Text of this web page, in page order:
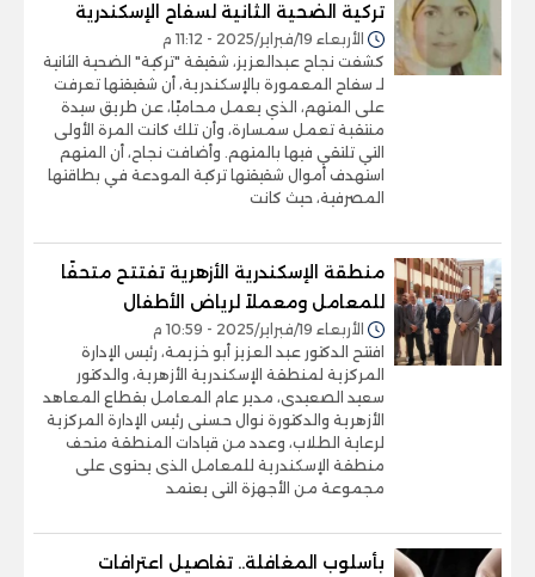
تركية الضحية الثانية لسفاح الإسكندرية
الأربعاء 19/فبراير/2025 - 11:12 م
كشفت نجاح عبدالعزيز، شقيقة "تركية" الضحية الثانية
لـ سفاح المعمورة بالإسكندرية، أن شقيقتها تعرفت
على المتهم، الذي يعمل محاميًا، عن طريق سيدة
منتقبة تعمل سمسارة، وأن تلك كانت المرة الأولى
التي تلتقي فيها بالمتهم. وأضافت نجاح، أن المتهم
استهدف أموال شقيقتها تركية المودعة في بطاقتها
المصرفية، حيث كانت
منطقة الإسكندرية الأزهرية تفتتح متحفًا
للمعامل ومعملاً لرياض الأطفال
الأربعاء 19/فبراير/2025 - 10:59 م
افتتح الدكتور عبد العزيز أبو خزيمة، رئيس الإدارة
المركزية لمنطقة الإسكندرية الأزهرية، والدكتور
سعيد الصعيدى، مدير عام المعامل بقطاع المعاهد
الأزهرية والدكتورة نوال حسنى رئيس الإدارة المركزية
لرعاية الطلاب، وعدد من قيادات المنطقة متحف
منطقة الإسكندرية للمعامل الذى يحتوى على
مجموعة من الأجهزة التى يعتمد
بأسلوب المغافلة.. تفاصيل اعترافات